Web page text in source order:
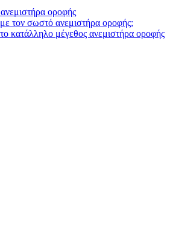
ανεμιστήρα οροφής
τον σωστό ανεμιστήρα οροφής;
κατάλληλο μέγεθος ανεμιστήρα οροφής